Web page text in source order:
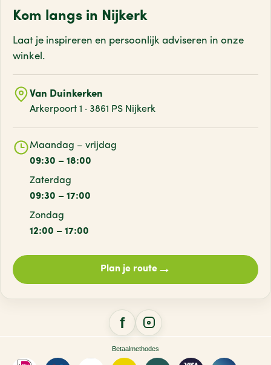
Kom langs in Nijkerk
Laat je inspireren en persoonlijk adviseren in onze
winkel.
Van Duinkerken
Arkerpoort 1 · 3861 PS Nijkerk
Maandag – vrijdag
09:30 – 18:00
Zaterdag
09:30 – 17:00
Zondag
12:00 – 17:00
Plan je route→
Betaalmethodes